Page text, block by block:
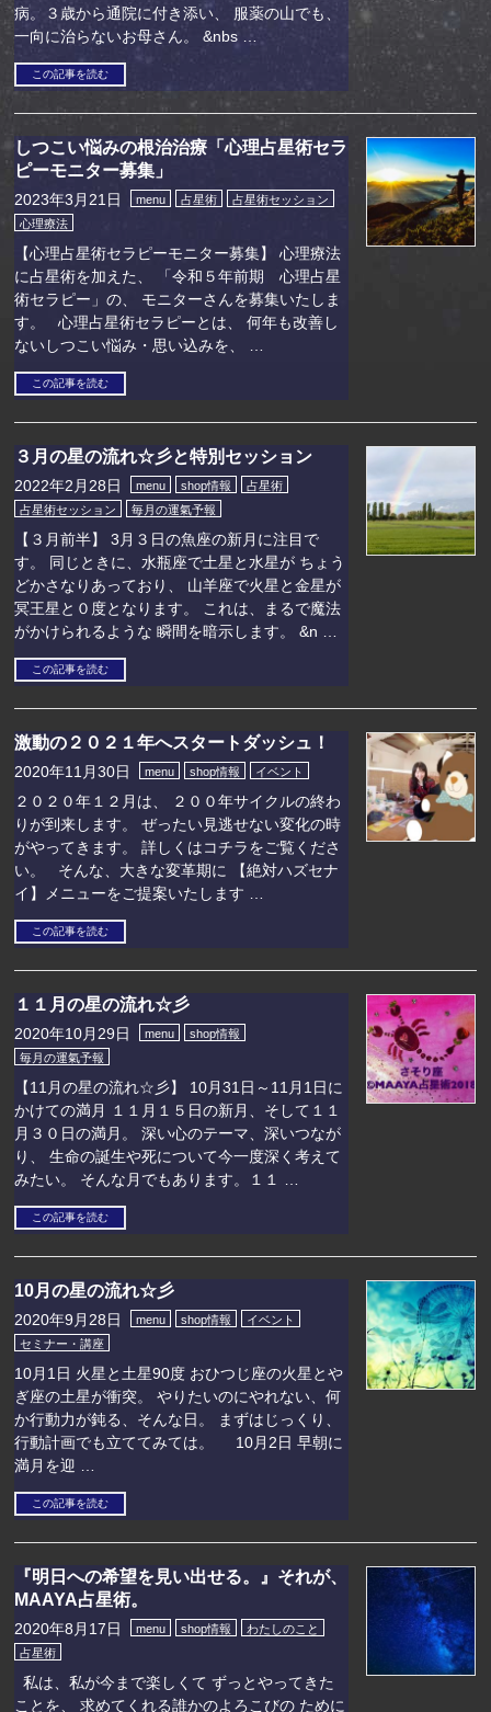
病。３歳から通院に付き添い、 服薬の山でも、
一向に治らないお母さん。 &nbs …
この記事を読む
しつこい悩みの根治治療「心理占星術セラ
ピーモニター募集」
2023年3月21日 menu 占星術
占星術セッション
心理療法
【心理占星術セラピーモニター募集】 心理療法
に占星術を加えた、 「令和５年前期 心理占星
術セラピー」の、 モニターさんを募集いたしま
す。 心理占星術セラピーとは、 何年も改善し
ないしつこい悩み・思い込みを、 …
この記事を読む
３月の星の流れ☆彡と特別セッション
2022年2月28日 menu shop情報
占星術
占星術セッション
毎月の運氣予報
【３月前半】 3月３日の魚座の新月に注目で
す。 同じときに、水瓶座で土星と水星が ちょう
どかさなりあっており、 山羊座で火星と金星が
冥王星と０度となります。 これは、まるで魔法
がかけられるような 瞬間を暗示します。 &n …
この記事を読む
激動の２０２１年へスタートダッシュ！
2020年11月30日 menu shop情報 イベント
２０２０年１２月は、 ２００年サイクルの終わ
りが到来します。 ぜったい見逃せない変化の時
がやってきます。 詳しくはコチラをご覧くださ
い。 そんな、大きな変革期に 【絶対ハズセナ
イ】メニューをご提案いたします …
この記事を読む
１１月の星の流れ☆彡
2020年10月29日 menu
shop情報
毎月の運氣予報
【11月の星の流れ☆彡】 10月31日～11月1日に
かけての満月 １１月１５日の新月、そして１１
月３０日の満月。 深い心のテーマ、深いつなが
り、 生命の誕生や死について今一度深く考えて
みたい。 そんな月でもあります。１１ …
この記事を読む
10月の星の流れ☆彡
2020年9月28日 menu shop情報
イベント
セミナー・講座
10月1日 火星と土星90度 おひつじ座の火星とや
ぎ座の土星が衝突。 やりたいのにやれない、何
か行動力が鈍る、そんな日。 まずはじっくり、
行動計画でも立ててみては。 10月2日 早朝に
満月を迎 …
この記事を読む
『明日への希望を見い出せる。』それが、
MAAYA占星術。
2020年8月17日 menu shop情報
わたしのこと
占星術
私は、私が今まで楽しくて ずっとやってきた
ことを、 求めてくれる誰かのよろこびの ために